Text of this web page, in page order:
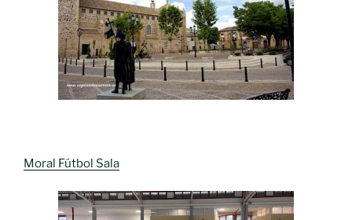
Moral Fútbol Sala